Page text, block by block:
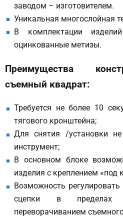
заводом – изготовителем.
Уникальная многослойная
В комплектации
оцинкованные метизы.
Преимущества
съемный квадрат:
Требуется не более 10
тягового кронштейна;
Для снятия /установки не
инструмент;
В основном блоке
изделия с креплением «под
Возможность
сцепки в пределах
переворачиванием